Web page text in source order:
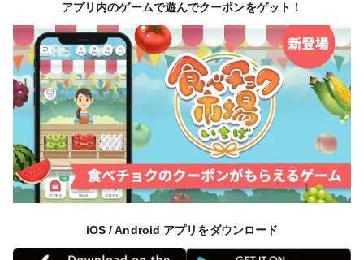
アプリ内のゲームで遊んでクーポンをゲット！
iOS / Android アプリをダウンロード